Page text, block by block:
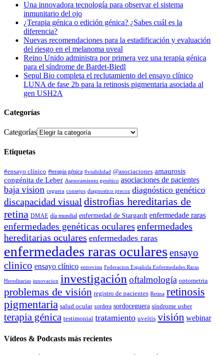
Una innovadora tecnología para observar el sistema
inmunitario del ojo
¿Terapia génica o edición génica? ¿Sabes cuál es la
diferencia?
Nuevas recomendaciones para la estadificación y evaluación
del riesgo en el melanoma uveal
Reino Unido administra por primera vez una terapia génica
para el síndrome de Bardet-Biedl
Sepul Bio completa el reclutamiento del ensayo clínico
LUNA de fase 2b para la retinosis pigmentaria asociada al
gen USH2A
Categorías
Categorías
Etiquetas
#ensayo clínico #terapia génica #visibilidad @asociaciones amaurosis
congénita de Leber Asesoramiento genético asociaciones de pacientes
baja vision ceguera consejos diagnostico precoz diagnóstico genético
discapacidad visual distrofias hereditarias de
retina DMAE día mundial enfermedad de Stargardt enfermedade raras
enfermedades genéticas oculares enfermedades
hereditarias oculares enfermedades raras
enfermedades raras ocularesensayo
clinico ensayo clínico entrevista Federacion Española Enfermedades Raras
Hereditarias innovacion investigación oftalmología optometria
problemas de visión registro de pacientes Retina retinosis
pigmentaria salud ocular sordera sordoceguera síndrome usher
terapia génica testimonial tratamiento uveítis visión webinar
Vídeos & Podcasts más recientes